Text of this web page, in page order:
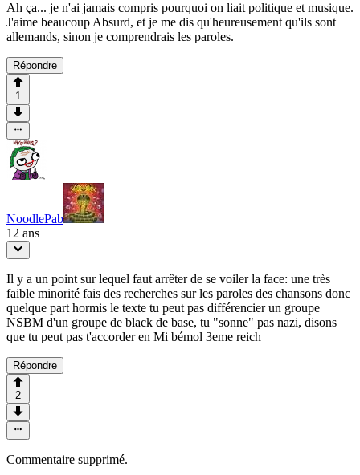
Ah ça... je n'ai jamais compris pourquoi on liait politique et musique.
J'aime beaucoup Absurd, et je me dis qu'heureusement qu'ils sont
allemands, sinon je comprendrais les paroles.
Répondre
1
NoodlePab
12 ans
Il y a un point sur lequel faut arrêter de se voiler la face: une très
faible minorité fais des recherches sur les paroles des chansons donc
quelque part hormis le texte tu peut pas différencier un groupe
NSBM d'un groupe de black de base, tu "sonne" pas nazi, disons
que tu peut pas t'accorder en Mi bémol 3eme reich
Répondre
2
Commentaire supprimé.